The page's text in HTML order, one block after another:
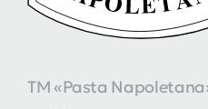
ТМ «Pasta